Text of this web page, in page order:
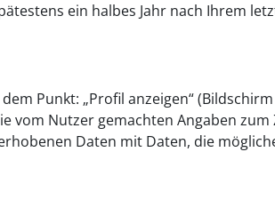
ein halbes Jahr nach Ihrem
Punkt: „Profil anzeigen“
Nutzer gemachten Angaben
Daten mit Daten, die